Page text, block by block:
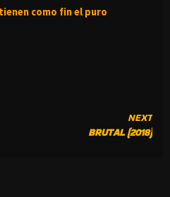
como fin el puro
NEXT
BRUTAL (2018)